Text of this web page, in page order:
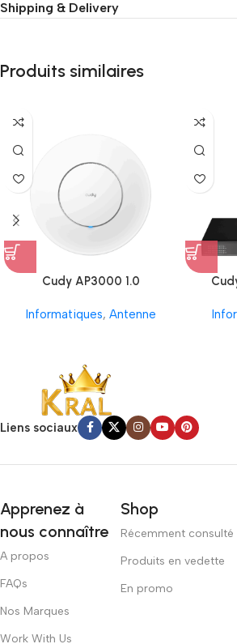
Shipping & Delivery
Produits similaires
Cudy AP3000 1.0
Informatiques, Antenne
Liens sociaux
Apprenez à
nous connaître
A propos
FAQs
Nos Marques
Work With Us
Shop
Récemment consulté
Produits en vedette
En promo